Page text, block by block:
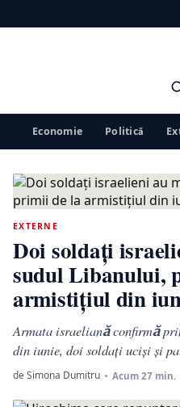
Economie Politică
EXTERNE
Doi soldați
sudul Libanului,
armistițiul din
Armata israeliană confirmă
din iunie, doi soldați uciși și
de Simona Dumitru Acum 27 min.